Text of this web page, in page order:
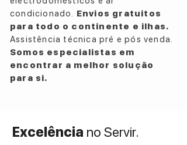
1 x Jack adapter, 1/8" (3.5mm) point
socket, 1/4" (6.35mm) point plug
Carrying case provided: 97/8x91/2x43/4"
(250x240x120mm)
condicionado. Envios gratuitos
para todo o continente e ilhas.
Assistência técnica pré e pós venda.
Somos especialistas em
encontrar a melhor solução
para si.
Excelência no Servir.